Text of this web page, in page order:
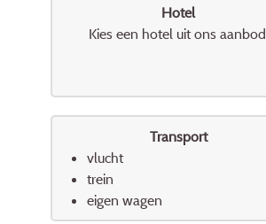
Hotel
Kies een hotel uit ons aanbod.
Transport
vlucht
trein
eigen wagen